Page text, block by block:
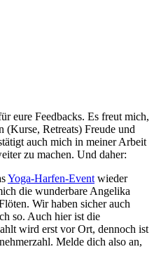
eure Feedbacks. Es freut mich,
(Kurse, Retreats) Freude und
auch mich in meiner Arbeit
zu machen. Und daher:
Yoga-Harfen-Event wieder
die wunderbare Angelika
Wir haben sicher auch
so. Auch hier ist die
wird erst vor Ort, dennoch ist
Melde dich also an,